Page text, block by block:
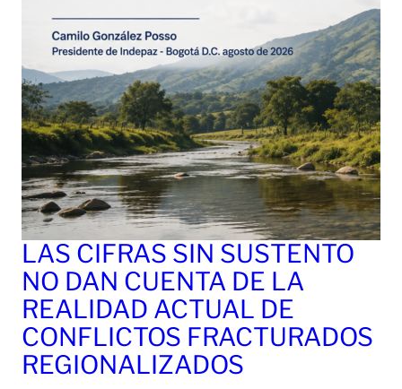
LAS CIFRAS SIN SUSTENTO
NO DAN CUENTA DE LA
REALIDAD ACTUAL DE
CONFLICTOS FRACTURADOS
REGIONALIZADOS